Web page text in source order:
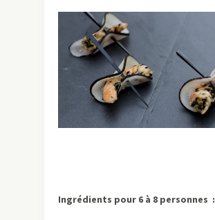
Ingrédients pour 6 à 8 personnes :